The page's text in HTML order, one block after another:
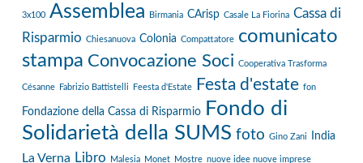
3x100 Assemblea Birmania CArisp Casale La Fiorina Cassa di
Risparmio Chiesanuova Colonia Compattatore comunicato
stampa Convocazione Soci Cooperativa Trasforma
Césanne Fabrizio Battistelli Feesta d'Estate Festa d'estate fon
Fondazione della Cassa di Risparmio
Fondo di
Solidarietà della SUMS foto Gino Zani India
La Verna Libro Malesia Monet Mostre nuove idee nuove imprese